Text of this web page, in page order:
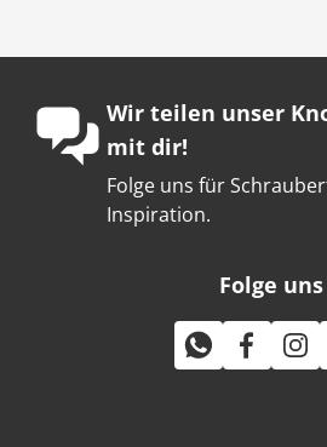
Wir teilen unser
mit dir!
Folge uns für
Inspiration.
Folge uns